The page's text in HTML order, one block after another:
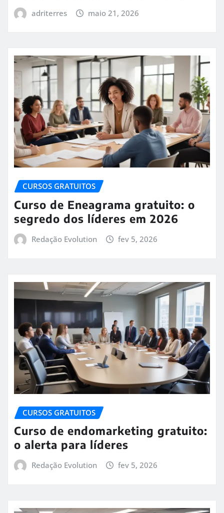
adriterres maio 21, 2026
CURSOS GRATUITOS
Curso de Eneagrama gratuito: o
segredo dos líderes em 2026
Redação Evolution fev 5, 2026
CURSOS GRATUITOS
Curso de endomarketing gratuito:
o alerta para líderes
Redação Evolution fev 5, 2026